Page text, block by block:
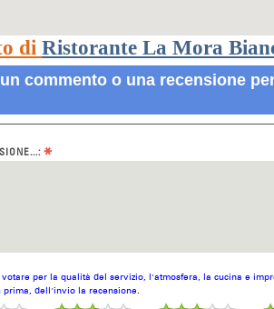
di Ristorante La Mora
commento o una recensione
*
per la qualità del servizio, l'atmosfera, la cucina e
prima, dell'invio la recensione.